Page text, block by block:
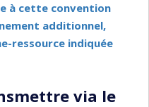
à cette convention
additionnel,
ressource indiquée
via le